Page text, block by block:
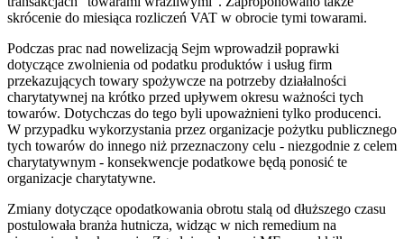
skrócenie do miesiąca rozliczeń VAT w obrocie tymi towarami.
Podczas prac nad nowelizacją Sejm wprowadził poprawki
dotyczące zwolnienia od podatku produktów i usług firm
przekazujących towary spożywcze na potrzeby działalności
charytatywnej na krótko przed upływem okresu ważności tych
towarów. Dotychczas do tego byli upoważnieni tylko producenci.
W przypadku wykorzystania przez organizacje pożytku publicznego
tych towarów do innego niż przeznaczony celu - niezgodnie z celem
charytatywnym - konsekwencje podatkowe będą ponosić te
organizacje charytatywne.
Zmiany dotyczące opodatkowania obrotu stalą od dłuższego czasu
postulowała branża hutnicza, widząc w nich remedium na